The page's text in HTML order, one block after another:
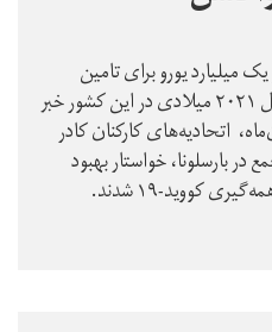
میلیارد یورو برای تامین
واکسن کرونا، در لایحه بودجه سال ۲۰۲۱ میلادی در این کشور خبر
اتحادیه‌های کارکنان کادر
در بارسلونا، خواستار بهبود
کووید-۱۹ شدند.